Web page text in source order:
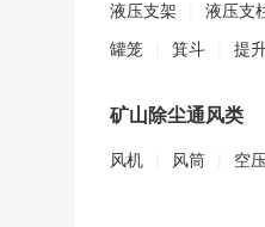
液压支架 液压支
罐笼
箕斗 提
矿山除尘通风类
风机 风筒 空